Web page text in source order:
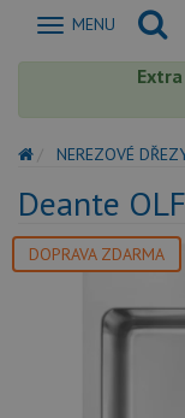
Zobrazit
MENU
NEREZOVÉ
Deante
DOPRAVA ZDARMA